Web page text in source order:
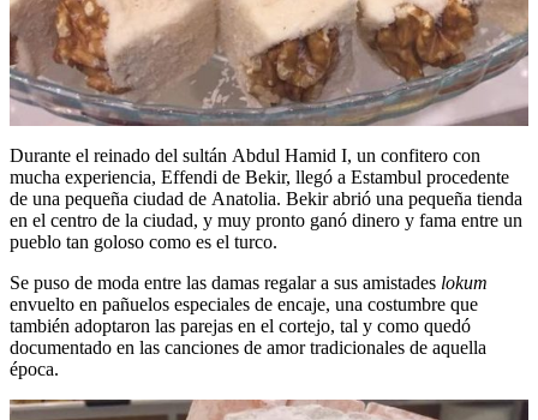
Durante el reinado del sultán Abdul Hamid I, un confitero con
mucha experiencia, Effendi de Bekir, llegó a Estambul procedente
de una pequeña ciudad de Anatolia. Bekir abrió una pequeña tienda
en el centro de la ciudad, y muy pronto ganó dinero y fama entre un
pueblo tan goloso como es el turco.
Se puso de moda entre las damas regalar a sus amistades lokum
envuelto en pañuelos especiales de encaje, una costumbre que
también adoptaron las parejas en el cortejo, tal y como quedó
documentado en las canciones de amor tradicionales de aquella
época.